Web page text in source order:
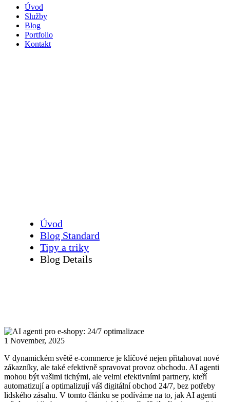
Úvod
Služby
Blog
Portfolio
Kontakt
Úvod
Blog Standard
Tipy a triky
Blog Details
1 November, 2025
V dynamickém světě e-commerce je klíčové nejen přitahovat nové
zákazníky, ale také efektivně spravovat provoz obchodu. AI agenti
mohou být vašimi tichými, ale velmi efektivními partnery, kteří
automatizují a optimalizují váš digitální obchod 24/7, bez potřeby
lidského zásahu. V tomto článku se podíváme na to, jak AI agenti